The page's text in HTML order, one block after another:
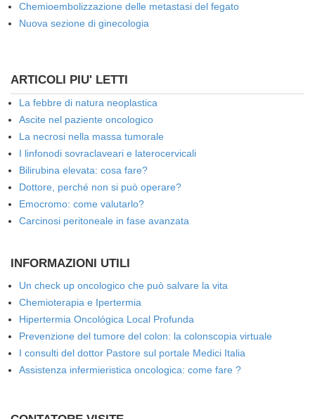
Chemioembolizzazione delle metastasi del fegato
Nuova sezione di ginecologia
ARTICOLI PIU' LETTI
La febbre di natura neoplastica
Ascite nel paziente oncologico
La necrosi nella massa tumorale
I linfonodi sovraclaveari e laterocervicali
Bilirubina elevata: cosa fare?
Dottore, perché non si può operare?
Emocromo: come valutarlo?
Carcinosi peritoneale in fase avanzata
INFORMAZIONI UTILI
Un check up oncologico che può salvare la vita
Chemioterapia e Ipertermia
Hipertermia Oncológica Local Profunda
Prevenzione del tumore del colon: la colonscopia virtuale
I consulti del dottor Pastore sul portale Medici Italia
Assistenza infermieristica oncologica: come fare ?